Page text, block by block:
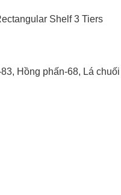
Shelf 3 Tiers
Hồng phấn-68, Lá